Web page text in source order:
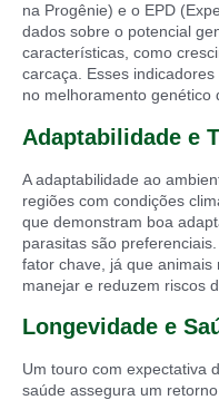
na Progênie) e o EPD
dados sobre o potencial
características, como
carcaça. Esses
no melhoramento genético
Adaptabilidade e
A adaptabilidade ao
regiões com condições
que demonstram boa
parasitas são
fator chave, já que animais
manejar e reduzem riscos
Longevidade e
Um touro com expectativa
saúde assegura um